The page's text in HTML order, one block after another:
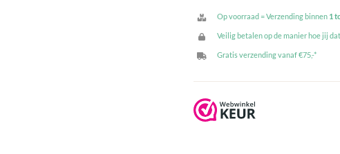
Op voorraad = Verzending binnen 1
Veilig betalen op de manier hoe jij
Gratis verzending vanaf €75,-*